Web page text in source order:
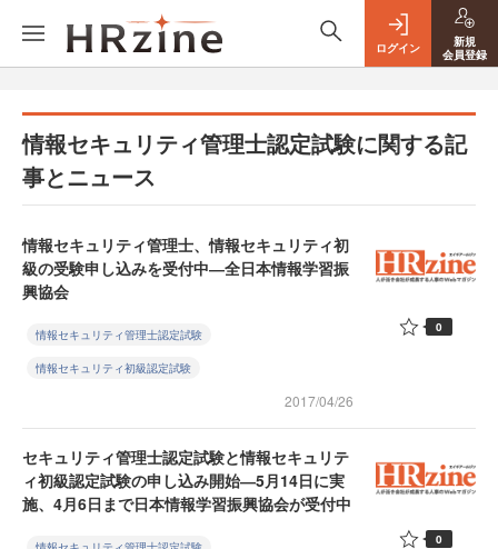
ログイン
新規
会員登録
情報セキュリティ管理士認定試験に関する記
事とニュース
情報セキュリティ管理士、情報セキュリティ初
級の受験申し込みを受付中―全日本情報学習振
興協会
情報セキュリティ管理士認定試験
情報セキュリティ初級認定試験
2017/04/26
0
セキュリティ管理士認定試験と情報セキュリテ
ィ初級認定試験の申し込み開始―5月14日に実
施、4月6日まで日本情報学習振興協会が受付中
0